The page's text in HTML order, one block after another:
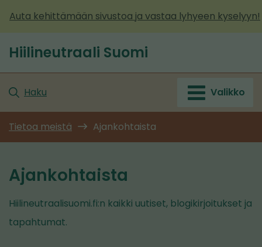
sisältöön
Auta kehittämään sivustoa ja vastaa lyhyeen kyselyyn!
Etusivu
Hiilineutraali Suomi
Haku Valikko
Tietoa meistä Ajankohtaista
Ajankohtaista
Hiilineutraalisuomi.fi:n kaikki uutiset, blogikirjoitukset ja
tapahtumat.